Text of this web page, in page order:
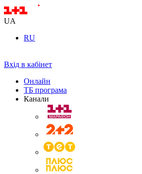
UA
RU
Вхід в кабінет
Онлайн
ТБ програма
Канали